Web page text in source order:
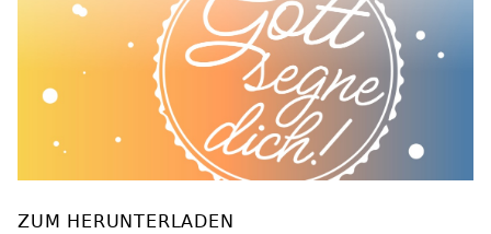
ZUM HERUNTERLADEN